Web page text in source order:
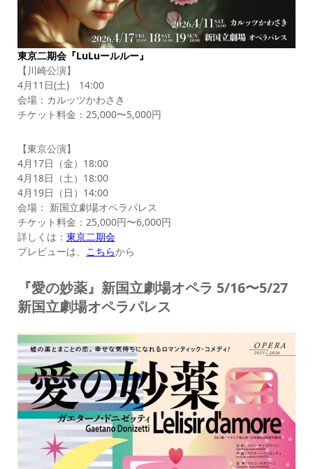
東京二期会『LuLuールルー』
【川崎公演】
4月11日(土) 14:00
会場：カルッツかわさき
チケット料金：25,000〜5,000円
【東京公演】
4月17日（金）18:00
4月18日（土）18:00
4月19日（日）14:00
会場： 新国立劇場オペラパレス
チケット料金：25,000円〜6,000円
詳しくは： 東京二期会
プレビューは、
こちらから
『愛の妙薬』新国立劇場オペラ 5/16〜5/27
新国立劇場オペラパレス